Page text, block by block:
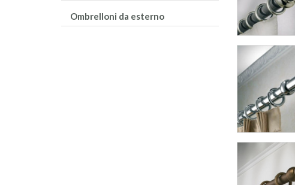
Ombrelloni da esterno